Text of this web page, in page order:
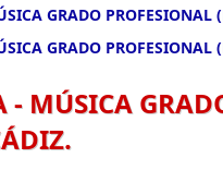
GRADO PROFESIONAL
GRADO PROFESIONAL
MÚSICA